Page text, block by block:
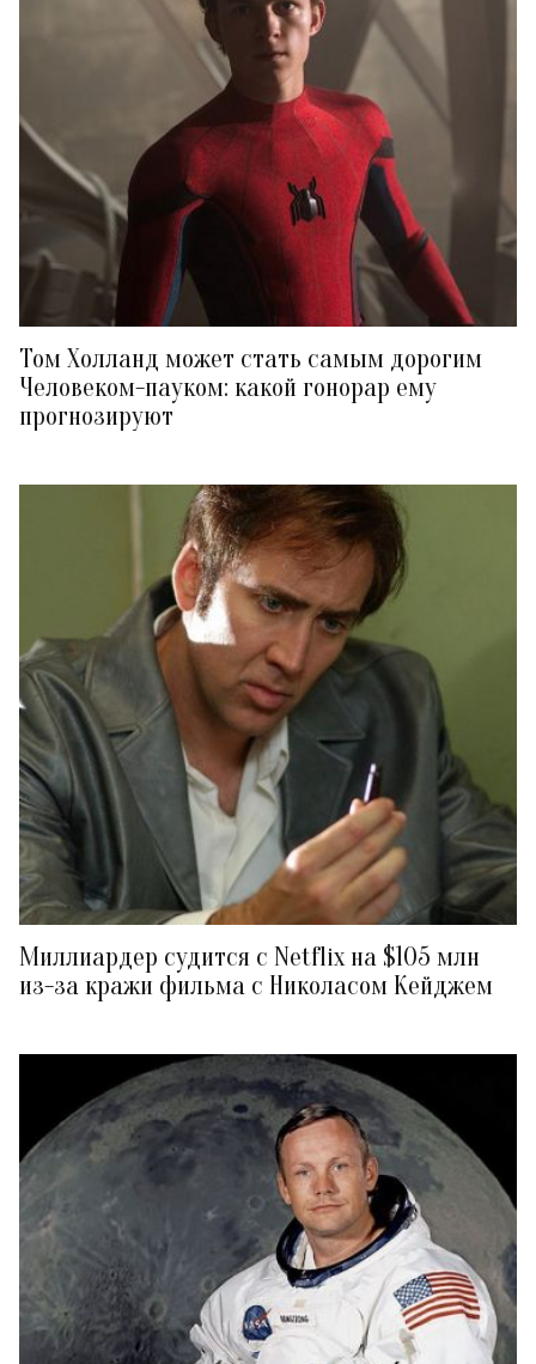
Том Холланд может стать самым дорогим
Человеком-пауком: какой гонорар ему
прогнозируют
Миллиардер судится с Netflix на $105 млн
из-за кражи фильма с Николасом Кейджем